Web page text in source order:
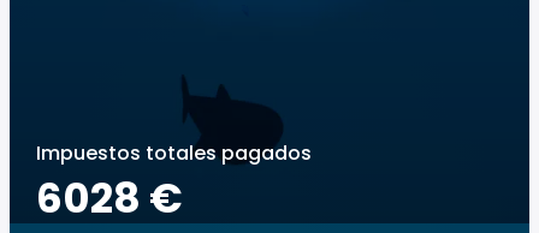
Impuestos totales pagados
6028 €